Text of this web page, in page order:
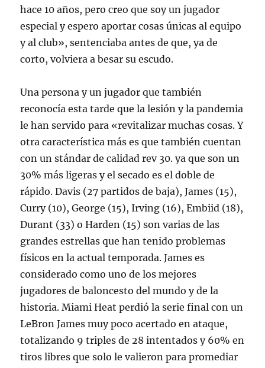
hace 10 años, pero creo que soy un jugador
especial y espero aportar cosas únicas al equipo
y al club», sentenciaba antes de que, ya de
corto, volviera a besar su escudo.
Una persona y un jugador que también
reconocía esta tarde que la lesión y la pandemia
le han servido para «revitalizar muchas cosas. Y
otra característica más es que también cuentan
con un stándar de calidad rev 30. ya que son un
30% más ligeras y el secado es el doble de
rápido. Davis (27 partidos de baja), James (15),
Curry (10), George (15), Irving (16), Embiid (18),
Durant (33) o Harden (15) son varias de las
grandes estrellas que han tenido problemas
físicos en la actual temporada. James es
considerado como uno de los mejores
jugadores de baloncesto del mundo y de la
historia. Miami Heat perdió la serie final con un
LeBron James muy poco acertado en ataque,
totalizando 9 triples de 28 intentados y 60% en
tiros libres que solo le valieron para promediar